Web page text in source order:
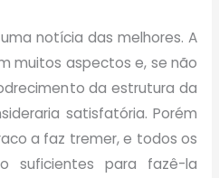
notícia das melhores. A
muitos aspectos e, se não
da estrutura da
satisfatória. Porém
a faz tremer, e todos os
suficientes para fazê-la